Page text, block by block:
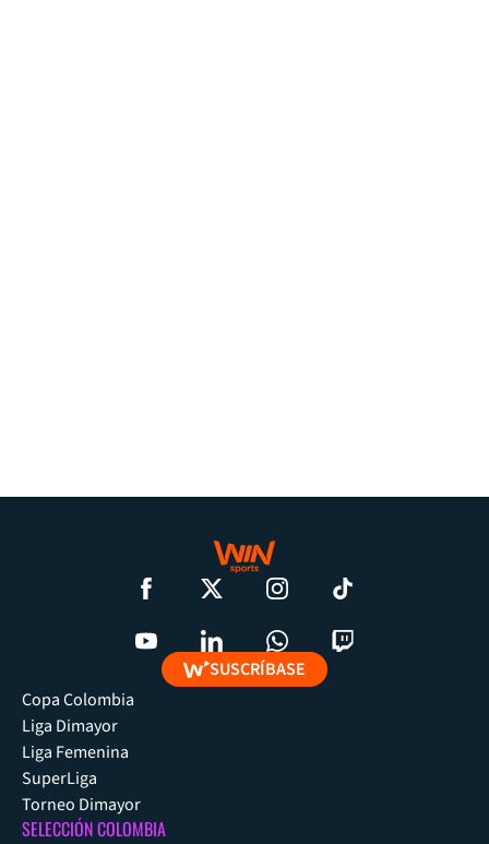
SUSCRÍBASE
Copa Colombia
Liga Dimayor
Liga Femenina
SuperLiga
Torneo Dimayor
SELECCIÓN COLOMBIA